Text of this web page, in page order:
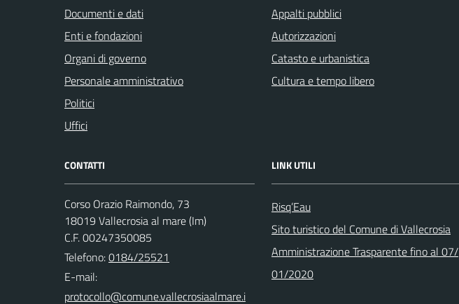
Documenti e dati
Enti e fondazioni
Organi di governo
Personale amministrativo
Politici
Uffici
Appalti pubblici
Autorizzazioni
Catasto e urbanistica
Cultura e tempo libero
CONTATTI
Corso Orazio Raimondo, 73
18019 Vallecrosia al mare (Im)
C.F. 00247350085
Telefono:0184/25521
E-mail:
LINK UTILI
Risq’Eau
Sito turistico del Comune di Vallecrosia
Amministrazione Trasparente fino al 07/
01/2020